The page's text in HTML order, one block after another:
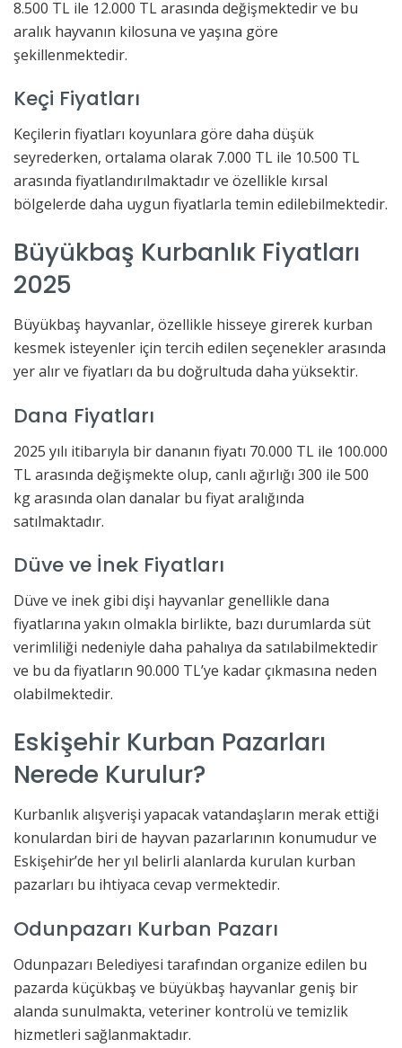
8.500 TL ile 12.000 TL arasında değişmektedir ve bu
aralık hayvanın kilosuna ve yaşına göre
şekillenmektedir.
Keçi Fiyatları
Keçilerin fiyatları koyunlara göre daha düşük
seyrederken, ortalama olarak 7.000 TL ile 10.500 TL
arasında fiyatlandırılmaktadır ve özellikle kırsal
bölgelerde daha uygun fiyatlarla temin edilebilmektedir.
Büyükbaş Kurbanlık Fiyatları
2025
Büyükbaş hayvanlar, özellikle hisseye girerek kurban
kesmek isteyenler için tercih edilen seçenekler arasında
yer alır ve fiyatları da bu doğrultuda daha yüksektir.
Dana Fiyatları
2025 yılı itibarıyla bir dananın fiyatı 70.000 TL ile 100.000
TL arasında değişmekte olup, canlı ağırlığı 300 ile 500
kg arasında olan danalar bu fiyat aralığında
satılmaktadır.
Düve ve İnek Fiyatları
Düve ve inek gibi dişi hayvanlar genellikle dana
fiyatlarına yakın olmakla birlikte, bazı durumlarda süt
verimliliği nedeniyle daha pahalıya da satılabilmektedir
ve bu da fiyatların 90.000 TL’ye kadar çıkmasına neden
olabilmektedir.
Eskişehir Kurban Pazarları
Nerede Kurulur?
Kurbanlık alışverişi yapacak vatandaşların merak ettiği
konulardan biri de hayvan pazarlarının konumudur ve
Eskişehir’de her yıl belirli alanlarda kurulan kurban
pazarları bu ihtiyaca cevap vermektedir.
Odunpazarı Kurban Pazarı
Odunpazarı Belediyesi tarafından organize edilen bu
pazarda küçükbaş ve büyükbaş hayvanlar geniş bir
alanda sunulmakta, veteriner kontrolü ve temizlik
hizmetleri sağlanmaktadır.